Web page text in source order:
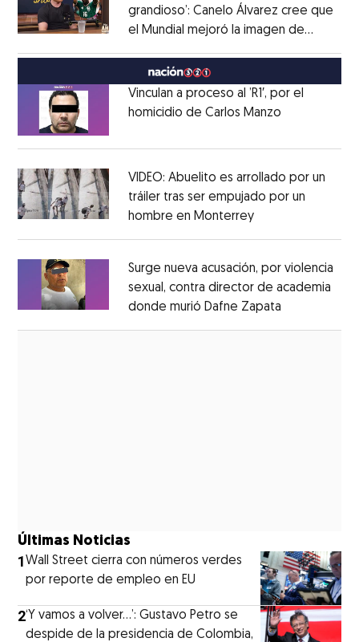
grandioso’: Canelo Álvarez cree que
el Mundial mejoró la imagen de
MéxicoOpens in new window
Vinculan a proceso al ’R1′, por el
homicidio de Carlos Manzo
VIDEO: Abuelito es arrollado por un
tráiler tras ser empujado por un
hombre en MonterreyOpens in new
Surge nueva acusación, por violencia
sexual, contra director de academia
donde murió Dafne Zapata
Últimas Noticias
1Wall Street cierra con números verdes
por reporte de empleo en EU
2‘Y vamos a volver…’: Gustavo Petro se
despide de la presidencia de Colombia,